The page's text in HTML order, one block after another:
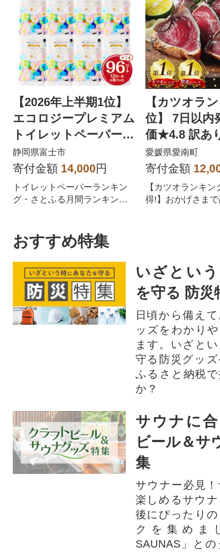
【2026年上半期1位】
エコロジープレミアム
トイレットペーパー
ダブル 96ロール 日用
品 人気
静岡県富士市
寄付金額 14,000円
トイレットペーパーランキン
グ・さとふる月間ランキング1
を追求した上質なトイレット
ペーパーです。
【カツオラ
位】 7日以内
価★4.8 訳あ
のたたき
愛媛県愛南町
寄付金額
【カツオランキ
得!】おかげさま
の旨味を存分に楽
形や大きさは不揃
味は訳なし!人気
たきをどうぞご賞
い。鰹のタタキ
冷凍 小分け カツ
り 骨なし たたき
おすすめ特集
いざとい
を守る 防災
日頃から備え
ッズをわかり
ます。いざと
守る防災グッ
ふるさと納税
か？
サウナに
ビール＆サ
集
サウナー必見
楽しめるサウ
後にぴったり
クを集めま
SAUNAS」と